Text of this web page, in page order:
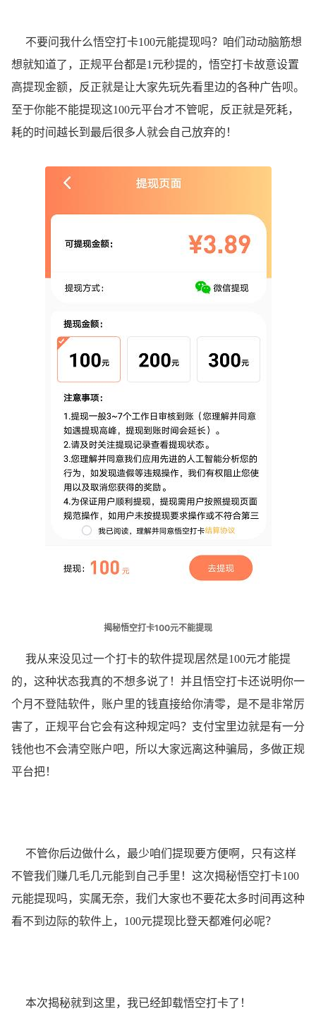
不要问我什么悟空打卡100元能提现吗？咱们动动脑筋想
想就知道了，正规平台都是1元秒提的，悟空打卡故意设置
高提现金额，反正就是让大家先玩先看里边的各种广告呗。
至于你能不能提现这100元平台才不管呢，反正就是死耗，
耗的时间越长到最后很多人就会自己放弃的！
揭秘悟空打卡100元不能提现
我从来没见过一个打卡的软件提现居然是100元才能提
的，这种状态我真的不想多说了！并且悟空打卡还说明你一
个月不登陆软件，账户里的钱直接给你清零，是不是非常厉
害了，正规平台它会有这种规定吗？支付宝里边就是有一分
钱他也不会清空账户吧，所以大家远离这种骗局，多做正规
平台把！
不管你后边做什么，最少咱们提现要方便啊，只有这样
不管我们赚几毛几元能到自己手里！这次揭秘悟空打卡100
元能提现吗，实属无奈，我们大家也不要花太多时间再这种
看不到边际的软件上，100元提现比登天都难何必呢？
本次揭秘就到这里，我已经卸载悟空打卡了！